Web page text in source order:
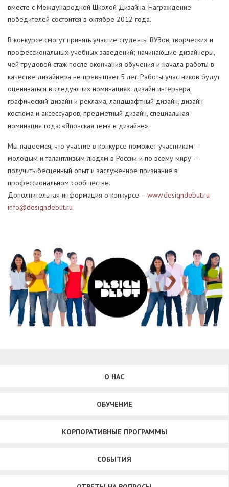
вместе с Международной Школой Дизайна. Награждение
победителей состоится в октябре 2012 года.
В конкурсе смогут принять участие студенты ВУЗов, творческих и
профессиональных учебных заведений; начинающие дизайнеры,
чей трудовой стаж после окончания обучения и начала работы в
качестве дизайнера не превышает 5 лет. Работы участников будут
оцениваться в следующих номинациях: дизайн интерьера,
графический дизайн и реклама, ландшафтный дизайн, дизайн
костюма и аксессуаров, предметный дизайн, специальная
номинация года: «Японская тема в дизайне».
Мы надеемся, что участие в конкурсе поможет участникам —
молодым и талантливым людям в России и по всему миру —
получить бесценный опыт и заслуженное признание в
профессиональном сообществе.
Дополнительная информация о конкурсе – www.designdebut.ru
info@designdebut.ru
О НАС
ОБУЧЕНИЕ
КОРПОРАТИВНЫЕ ПРОГРАММЫ
СОБЫТИЯ